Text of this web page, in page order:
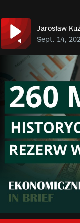
Jarosław
Sept. 14,